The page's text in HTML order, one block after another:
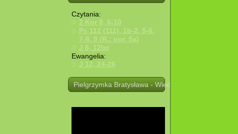
Czytania:
2 Kor 9, 6-10
Ps 112 (111), 1b-2. 5-6.
7-8. 9 (R.: por. 5a)
J 8, 12bc
Ewangelia:
J 12, 24-26
Pielgrzymka Bratysława - Wiedeń. 19 -21.08.2025 r.